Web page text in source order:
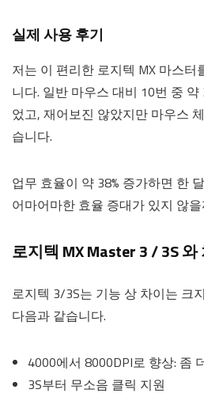
실제 사용 후기
저는 이 편리한 로지텍 MX 마스터
니다. 일반 마우스 대비 10번 중
었고, 재어보진 않았지만 마우스
습니다.
업무 효율이 약 38% 증가하면 한
어마어마한 효율 증대가 있지 않
로지텍 MX Master 3 / 3S 와
로지텍 3/3S는 기능 상 차이는 크
다음과 같습니다.
4000에서 8000DPI로 향상: 좀
3S부터 무소음 클릭 지원